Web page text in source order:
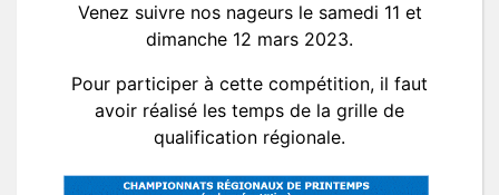
Venez suivre nos nageurs le samedi 11 et
dimanche 12 mars 2023.
Pour participer à cette compétition, il faut
avoir réalisé les temps de la grille de
qualification régionale.